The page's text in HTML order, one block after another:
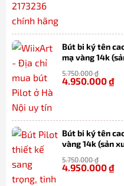
Bút bi ký tên
mạ vàng 14k
5.750.000₫
4.950.000₫
Bút bi ký tên
vàng 14k (sản
5.750.000₫
4.950.000₫